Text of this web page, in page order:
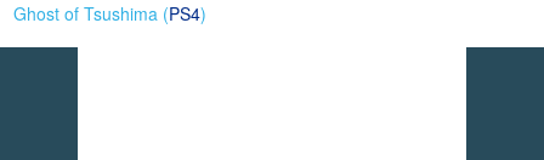
Ghost of Tsushima (PS4)